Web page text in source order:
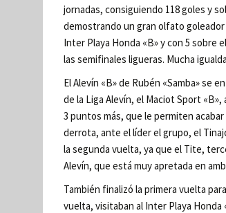
jornadas, consiguiendo 118 goles y
demostrando un gran olfato
Inter Playa Honda «B» y con 5 sobre
las semifinales ligueras. Mucha
El Alevín «B» de Rubén «Samba» se
de la Liga Alevín, el Maciot Sport
3 puntos más, que le permiten
derrota, ante el líder el grupo, el
la segunda vuelta, ya que el Tite,
Alevín, que está muy apretada en
También finalizó la primera vuelta
vuelta, visitaban al Inter Playa Honda